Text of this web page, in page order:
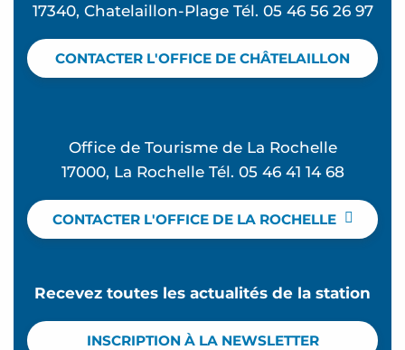
17340, Chatelaillon-Plage Tél. 05 46 56 26 97
CONTACTER L'OFFICE DE CHÂTELAILLON
Office de Tourisme de La Rochelle
17000, La Rochelle Tél. 05 46 41 14 68
CONTACTER L'OFFICE DE LA ROCHELLE
Recevez toutes les actualités de la station
INSCRIPTION À LA NEWSLETTER